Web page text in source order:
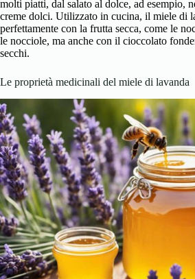
molti piatti, dal salato al dolce, ad esempio,
creme dolci. Utilizzato in cucina, il miele di
perfettamente con la frutta secca, come le
le nocciole, ma anche con il cioccolato
secchi.
Le proprietà medicinali del miele di lavanda